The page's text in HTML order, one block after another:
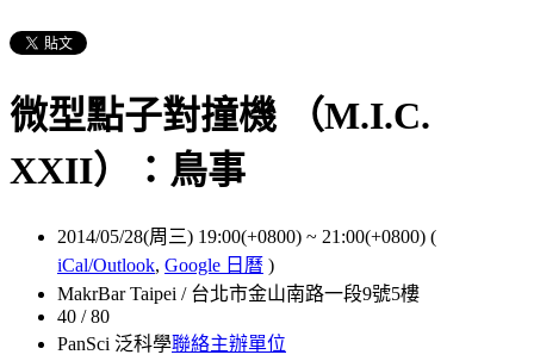
微型點子對撞機 （M.I.C.
XXII）：鳥事
2014/05/28(周三) 19:00(+0800) ~ 21:00(+0800) (
iCal/Outlook, Google 日曆 )
MakrBar Taipei / 台北市金山南路一段9號5樓
40 / 80
PanSci 泛科學聯絡主辦單位